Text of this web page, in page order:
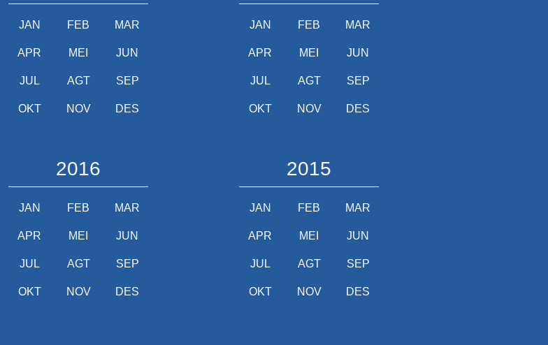
JAN FEB MAR
APR MEI JUN
JUL AGT SEP
OKT NOV DES
JAN FEB MAR
APR MEI JUN
JUL AGT SEP
OKT NOV DES
2016
JAN FEB MAR
APR MEI JUN
JUL AGT SEP
OKT NOV DES
2015
JAN FEB MAR
APR MEI JUN
JUL AGT SEP
OKT NOV DES